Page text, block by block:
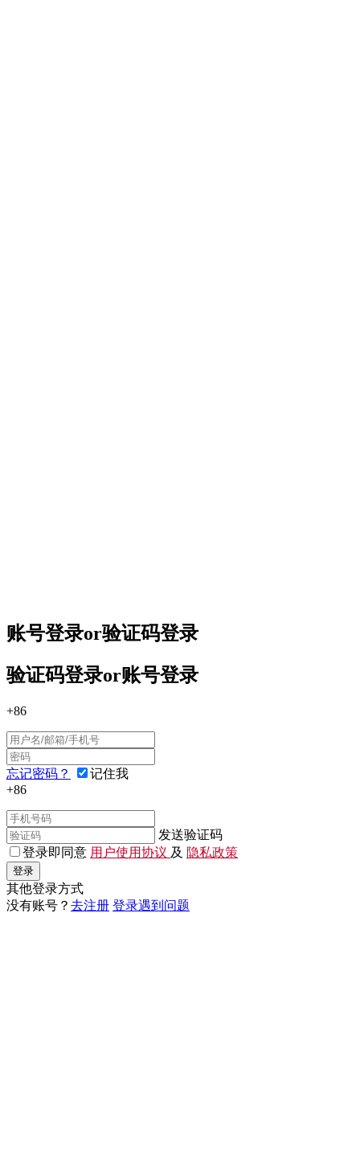
账号登录or验证码登录
验证码登录or账号登录
+86
忘记密码？
记住我
+86
发送验证码
登录即同意 用户使用协议 及 隐私政策
登录
其他登录方式
没有账号？ 去注册 登录遇到问题